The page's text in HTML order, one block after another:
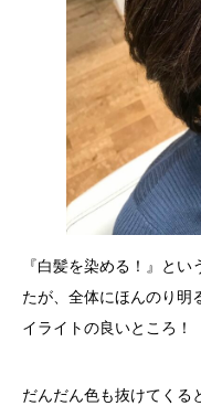
『白髪を染める！』と
たが、全体にほんのり明
イライトの良いところ！
だんだん色も抜けてくる